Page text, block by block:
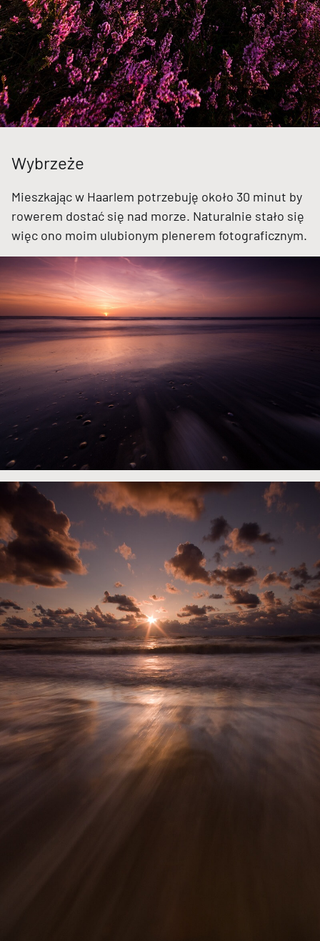
Wybrzeże
Mieszkając w Haarlem potrzebuję około 30 minut by
rowerem dostać się nad morze. Naturalnie stało się
więc ono moim ulubionym plenerem fotograficznym.